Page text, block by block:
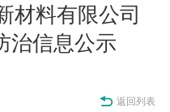
材料有限公司
治信息公示
返回列表